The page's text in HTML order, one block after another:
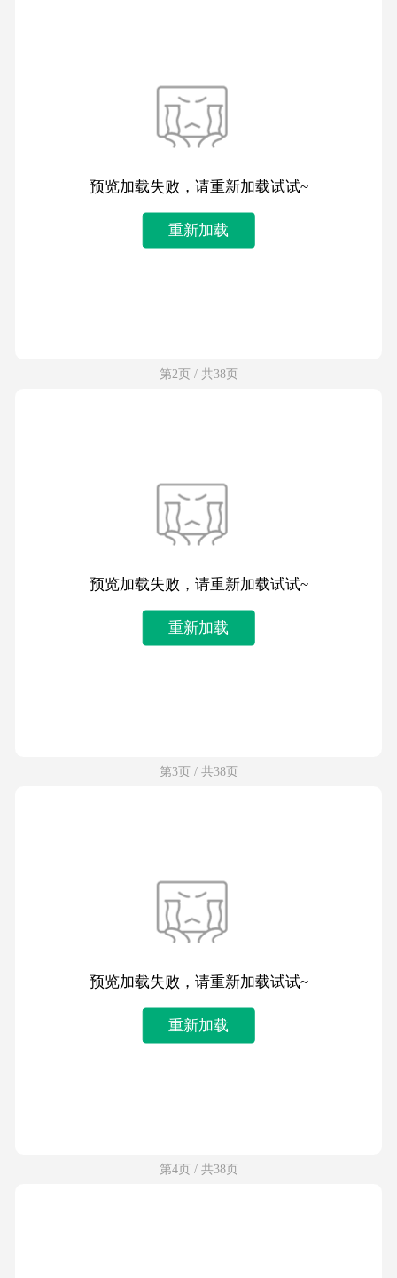
预览加载失败，请重新加载试试~
重新加载
第2页 / 共38页
预览加载失败，请重新加载试试~
重新加载
第3页 / 共38页
预览加载失败，请重新加载试试~
重新加载
第4页 / 共38页